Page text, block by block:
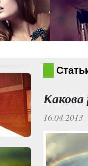
16.04.2013